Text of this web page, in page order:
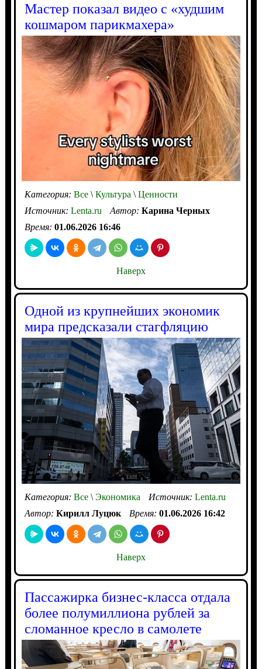
Мастер показал видео с «худшим
кошмаром парикмахера»
Категория: Все\Культура \Ценности
Источник: Lenta.ru Автор: Карина Черных
Время: 01.06.2026 16:46
Наверх
Одной из крупнейших экономик
мира предсказали стагфляцию
Категория: Все\Экономика Источник: Lenta.ru
Автор: Кирилл Луцюк Время: 01.06.2026 16:42
Наверх
Пассажирка бизнес-класса отдала
более полумиллиона рублей за
сломанное кресло в самолете